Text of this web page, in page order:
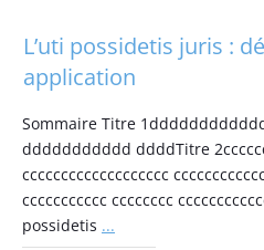
L’uti possidetis juris :
application
Sommaire Titre
ddddddddddd ddddTitre
ccccccccccccccccccc
ccccccccccc cccccccc
possidetis ...